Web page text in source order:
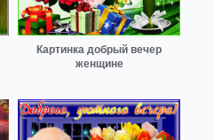
Картинка добрый вечер
женщине